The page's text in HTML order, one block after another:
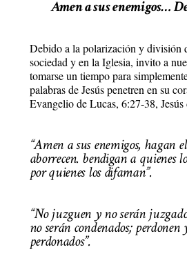
Amen a sus enemigos…
Debido a la polarización y división
sociedad y en la Iglesia, invito a
tomarse un tiempo para
palabras de Jesús penetren en su
Evangelio de Lucas, 6:27-38, Jesús
“Amen a sus enemigos, hagan
aborrecen. bendigan a quienes
por quienes los difaman”.
“No juzguen y no serán
no serán condenados; perdonen
perdonados”.